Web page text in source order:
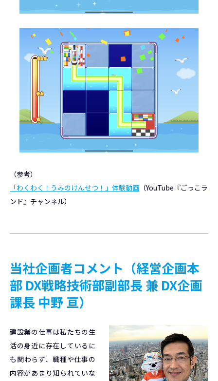
（参考）
「わくわく！うみのけんせつ！」体験動画 （YouTube『ごっこラ
ンド』チャンネル）
当社企画者コメント（経営企画本
部 DX戦略技術部副部長 兼 DX企画
課長 中野 亘）
建設業の仕事は私たちの生
活の身近に存在しているに
も関わらず、職種や仕事の
内容があまり知られていな